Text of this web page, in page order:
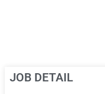
JOB DETAIL